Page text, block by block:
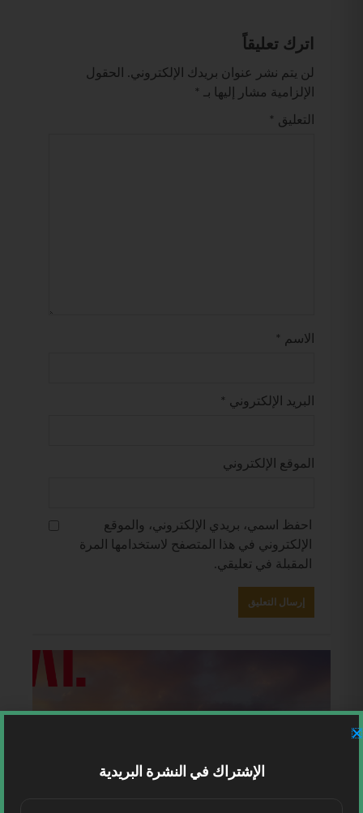
اترك تعليقاً
لن يتم نشر عنوان بريدك الإلكتروني.
الحقول
الإلزامية مشار إليها بـ
*
التعليق *
الاسم *
البريد الإلكتروني *
الموقع الإلكتروني
احفظ اسمي، بريدي الإلكتروني، والموقع
الإلكتروني في هذا المتصفح لاستخدامها المرة
المقبلة في تعليقي.
الإشتراك في النشرة البريدية